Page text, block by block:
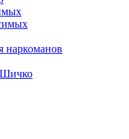
наркоманов
Шичко